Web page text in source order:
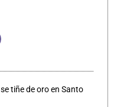
tiñe de oro en Santo